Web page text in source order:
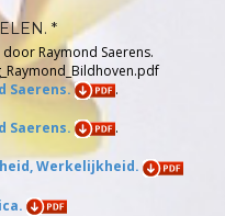
*
Raymond Saerens.
Saerens.
.
Saerens. .
Werkelijkheid.